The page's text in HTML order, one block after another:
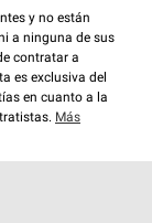
y no están
a ninguna de sus
contratar a
es exclusiva del
en cuanto a la
Más